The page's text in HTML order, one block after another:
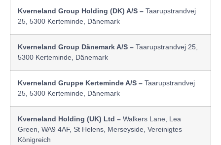
Kverneland Group Holding (DK) A/S – Taarupstrandvej
25, 5300 Kerteminde, Dänemark
Kverneland Group Dänemark A/S – Taarupstrandvej 25,
5300 Kerteminde, Dänemark
Kverneland Gruppe Kerteminde A/S – Taarupstrandvej
25, 5300 Kerteminde, Dänemark
Kverneland Holding (UK) Ltd – Walkers Lane, Lea
Green, WA9 4AF, St Helens, Merseyside, Vereinigtes
Königreich